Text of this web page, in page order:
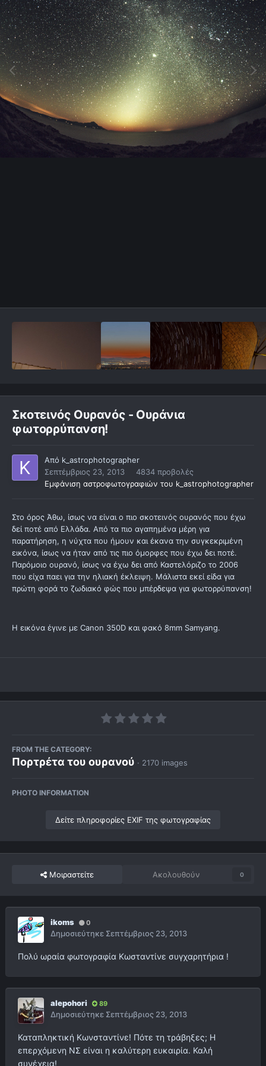
Σκοτεινός Ουρανός - Ουράνια
φωτορρύπανση!
Από k_astrophotographer
Σεπτέμβριος 23, 2013
4834 προβολές
Εμφάνιση αστροφωτογραφιών του k_astrophotographer
Στο όρος Άθω, ίσως να είναι ο πιο σκοτεινός ουρανός που έχω
δεί ποτέ από Ελλάδα. Από τα πιο αγαπημένα μέρη για
παρατήρηση, η νύχτα που ήμουν και έκανα την συγκεκριμένη
εικόνα, ίσως να ήταν από τις πιο όμορφες που έχω δει ποτέ.
Παρόμοιο ουρανό, ίσως να έχω δει από Καστελόριζο το 2006
που είχα παει για την ηλιακή έκλειψη. Μάλιστα εκεί είδα για
πρώτη φορά το ζωδιακό φώς που μπέρδεψα για φωτορρύπανση!
Η εικόνα έγινε με Canon 350D και φακό 8mm Samyang.
FROM THE CATEGORY:
Πορτρέτα του ουρανού · 2170 images
PHOTO INFORMATION
Δείτε πληροφορίες EXIF της φωτογραφίας
Μοιραστείτε Ακολουθούν 0
ikoms 0
Δημοσιεύτηκε Σεπτέμβριος 23, 2013
Πολύ ωραία φωτογραφία Κωσταντίνε συγχαρητήρια !
alepohori 89
Δημοσιεύτηκε Σεπτέμβριος 23, 2013
Καταπληκτική Κωνσταντίνε! Πότε τη τράβηξες; Η
επερχόμενη ΝΣ είναι η καλύτερη ευκαιρία. Καλή
συνέχεια!